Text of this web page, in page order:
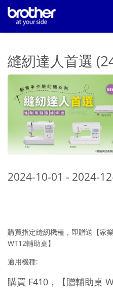
縫紉達人首選
2024-10-01 - 2024-
購買指定縫紉機種，即贈送【家
WT12輔助桌】
適用機種:
購買 F410，【贈輔助桌